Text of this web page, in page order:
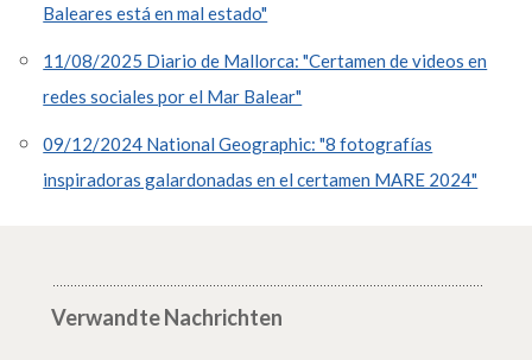
Baleares está en mal estado"
11/08/2025 Diario de Mallorca: "Certamen de videos en
redes sociales por el Mar Balear"
09/12/2024 National Geographic: "8 fotografías
inspiradoras galardonadas en el certamen MARE 2024"
Verwandte Nachrichten